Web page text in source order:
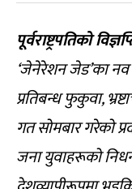
पूर्वराष्ट्रपतिको
‘जेनेरेशन जेड’का
प्रतिबन्ध फुकुवा,
गत सोमबार गरेको
जना युवाहरूको